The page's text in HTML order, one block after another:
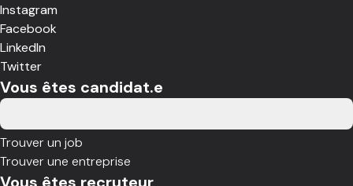
Instagram
Facebook
LinkedIn
Twitter
Vous êtes candidat.e
Trouver un job
Trouver une entreprise